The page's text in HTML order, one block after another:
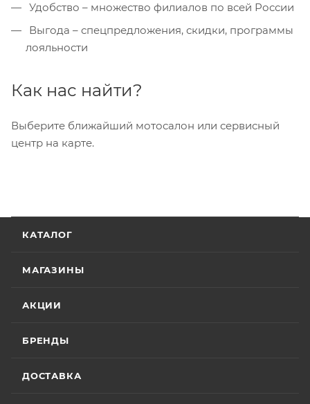
Удобство – множество филиалов по всей России
Выгода – спецпредложения, скидки, программы
лояльности
Как нас найти?
Выберите ближайший мотосалон или сервисный
центр на карте.
КАТАЛОГ
МАГАЗИНЫ
АКЦИИ
БРЕНДЫ
ДОСТАВКА